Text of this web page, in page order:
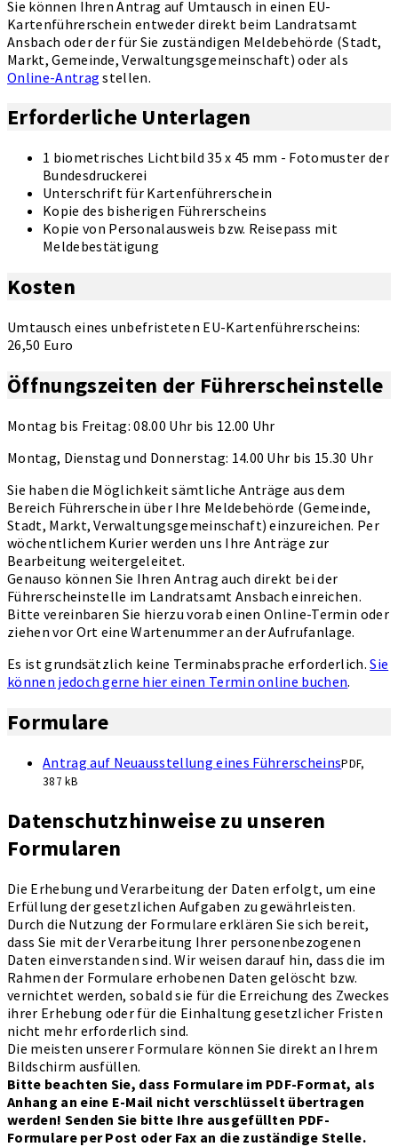
Sie können Ihren Antrag auf Umtausch in einen EU-
Kartenführerschein entweder direkt beim Landratsamt
Ansbach oder der für Sie zuständigen Meldebehörde (Stadt,
Markt, Gemeinde, Verwaltungsgemeinschaft) oder als
Online-Antrag stellen.
Erforderliche Unterlagen
1 biometrisches Lichtbild 35 x 45 mm - Fotomuster der
Bundesdruckerei
Unterschrift für Kartenführerschein
Kopie des bisherigen Führerscheins
Kopie von Personalausweis bzw. Reisepass mit
Meldebestätigung
Kosten
Umtausch eines unbefristeten EU-Kartenführerscheins:
26,50 Euro
Öffnungszeiten der Führerscheinstelle
Montag bis Freitag: 08.00 Uhr bis 12.00 Uhr
Montag, Dienstag und Donnerstag: 14.00 Uhr bis 15.30 Uhr
Sie haben die Möglichkeit sämtliche Anträge aus dem
Bereich Führerschein über Ihre Meldebehörde (Gemeinde,
Stadt, Markt, Verwaltungsgemeinschaft) einzureichen. Per
wöchentlichem Kurier werden uns Ihre Anträge zur
Bearbeitung weitergeleitet.
Genauso können Sie Ihren Antrag auch direkt bei der
Führerscheinstelle im Landratsamt Ansbach einreichen.
Bitte vereinbaren Sie hierzu vorab einen Online-Termin oder
ziehen vor Ort eine Wartenummer an der Aufrufanlage.
Es ist grundsätzlich keine Terminabsprache erforderlich.Sie
können jedoch gerne hier einen Termin online buchen.
Formulare
Antrag auf Neuausstellung eines FührerscheinsPDF,
387 kB
Datenschutzhinweise zu unseren
Formularen
Die Erhebung und Verarbeitung der Daten erfolgt, um eine
Erfüllung der gesetzlichen Aufgaben zu gewährleisten.
Durch die Nutzung der Formulare erklären Sie sich bereit,
dass Sie mit der Verarbeitung Ihrer personenbezogenen
Daten einverstanden sind. Wir weisen darauf hin, dass die im
Rahmen der Formulare erhobenen Daten gelöscht bzw.
vernichtet werden, sobald sie für die Erreichung des Zweckes
ihrer Erhebung oder für die Einhaltung gesetzlicher Fristen
nicht mehr erforderlich sind.
Die meisten unserer Formulare können Sie direkt an Ihrem
Bildschirm ausfüllen.
Bitte beachten Sie, dass Formulare im PDF-Format, als
Anhang an eine E-Mail nicht verschlüsselt übertragen
werden! Senden Sie bitte Ihre ausgefüllten PDF-
Formulare per Post oder Fax an die zuständige Stelle.